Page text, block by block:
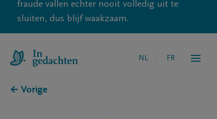
fraude vallen echter nooit volledig uit te
sluiten, dus blijf waakzaam.
NL FR
← Vorige